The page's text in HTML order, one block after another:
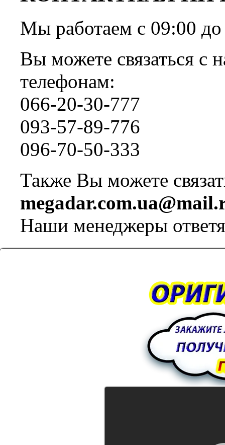
Мы работаем с 09:00
Вы можете связаться с
телефонам:
066-20-30-777
093-57-89-776
096-70-50-333
Также Вы можете
Наши менеджеры